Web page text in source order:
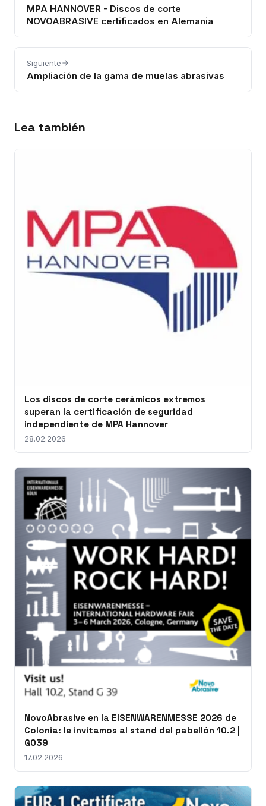
MPA HANNOVER - Discos de corte
NOVOABRASIVE certificados en Alemania
Siguiente
Ampliación de la gama de muelas abrasivas
Lea también
Los discos de corte cerámicos extremos
superan la certificación de seguridad
independiente de MPA Hannover
28.02.2026
NovoAbrasive en la EISENWARENMESSE 2026 de
Colonia: le invitamos al stand del pabellón 10.2 |
G039
17.02.2026